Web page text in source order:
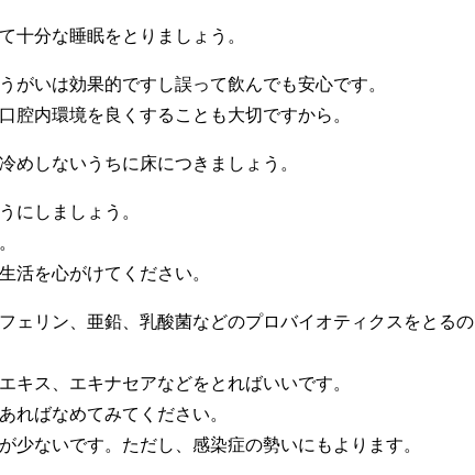
十分な睡眠をとりましょう。
いは効果的ですし誤って飲んでも安心です。
腔内環境を良くすることも大切ですから。
めしないうちに床につきましょう。
にしましょう。
活を心がけてください。
ェリン、亜鉛、乳酸菌などのプロバイオティクスをとるの
キス、エキナセアなどをとればいいです。
ればなめてみてください。
少ないです。ただし、感染症の勢いにもよります。